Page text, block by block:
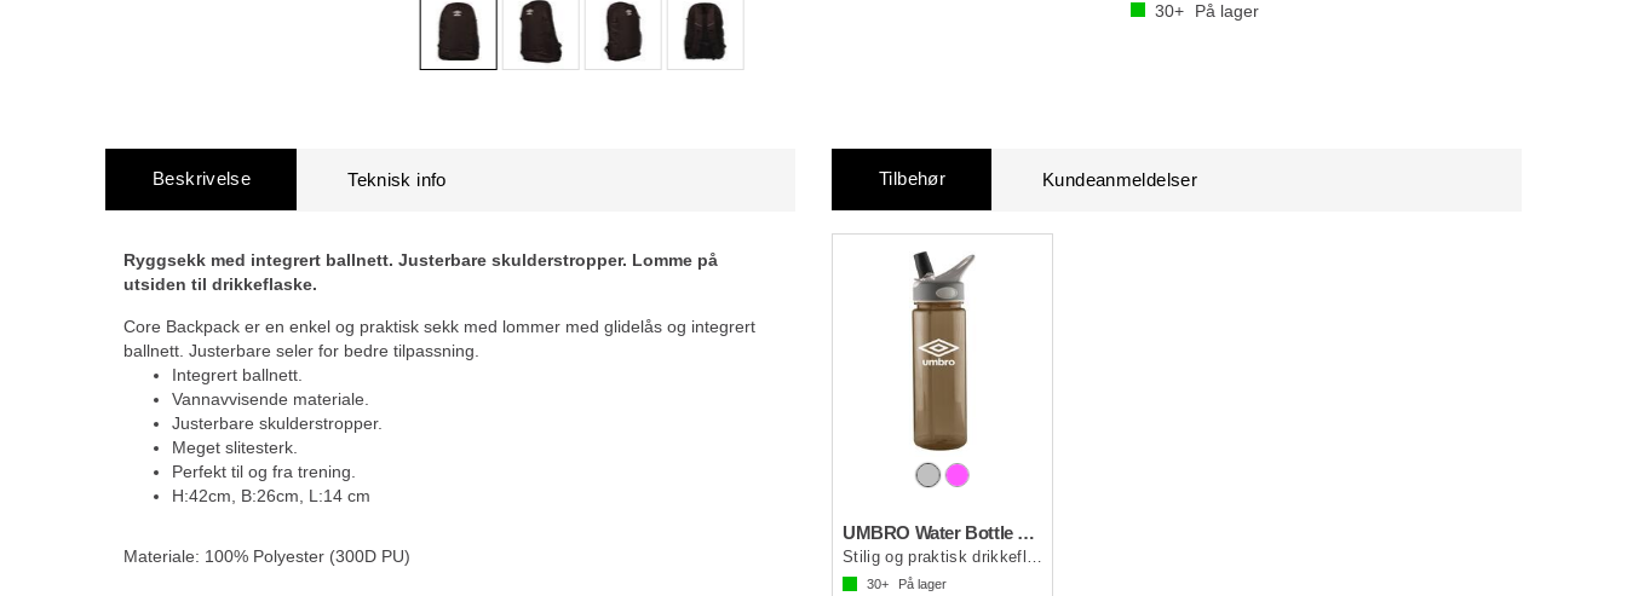
30+ På lager
Beskrivelse
Ryggsekk med integrert ballnett. Justerbare skulderstropper. Lomme på
utsiden til drikkeflaske.
Core Backpack er en enkel og praktisk sekk med lommer med glidelås og integrert
ballnett. Justerbare seler for bedre tilpassning.
Integrert ballnett.
Vannavvisende materiale.
Justerbare skulderstropper.
Meget slitesterk.
Perfekt til og fra trening.
H:42cm, B:26cm, L:14 cm
Materiale: 100% Polyester (300D PU)
Tilbehør Kundeanmeldelser
UMBRO Water Bottle Transp
Stilig og praktisk drikkeflaske
30+ På lager